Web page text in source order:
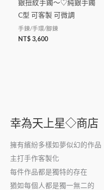
幸為天上星◇商店
擁有繽紛多樣如夢似幻的作品
主打手作客製化
每件作品都是獨特的存在
猶如每個人都是獨一無二的
銀扭紋手鐲～♡純銀手鐲
C型 可客製 可微調
手鍊/手環/腳鍊
NT$ 3,600